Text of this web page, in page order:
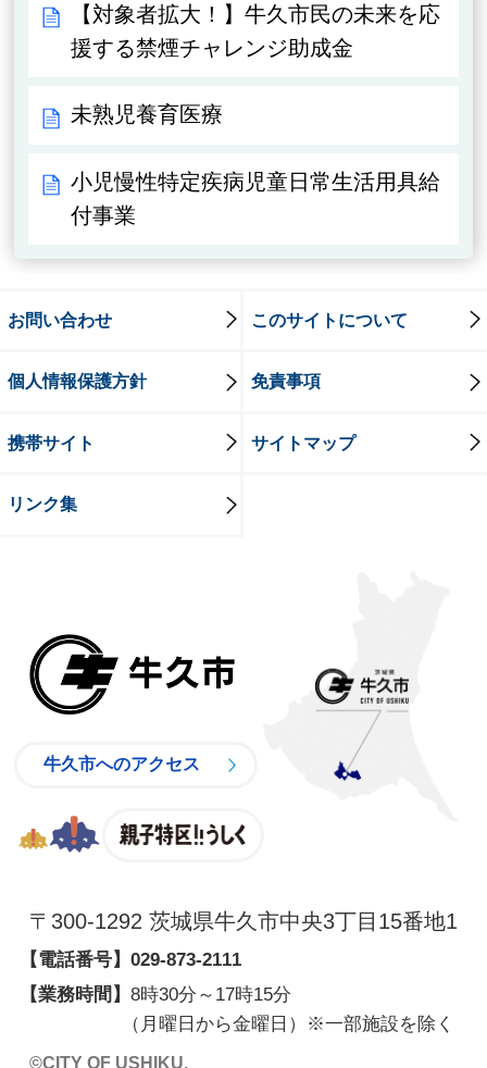
【対象者拡大！】牛久市民の未来を応
援する禁煙チャレンジ助成金
未熟児養育医療
小児慢性特定疾病児童日常生活用具給
付事業
お問い合わせ このサイトについて
個人情報保護方針 免責事項
携帯サイト サイトマップ
リンク集
牛久市へのアクセス
〒300-1292 茨城県牛久市中央3丁目15番地1
【電話番号】 029-873-2111
【業務時間】 8時30分～17時15分
（月曜日から金曜日）※一部施設を除く
©CITY OF USHIKU.